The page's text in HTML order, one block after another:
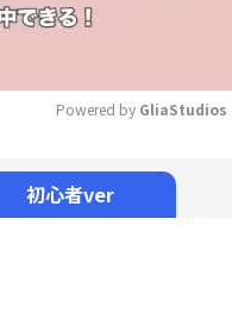
Powered by GliaStudios
初心者ver